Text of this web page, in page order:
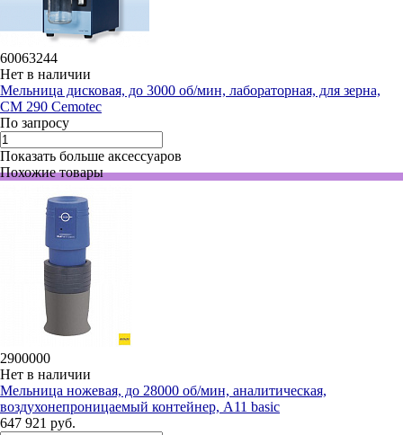
60063244
Нет в наличии
Мельница дисковая, до 3000 об/мин, лабораторная, для зерна,
CM 290 Cemotec
По запросу
Показать больше аксессуаров
Похожие товары
2900000
Нет в наличии
Мельница ножевая, до 28000 об/мин, аналитическая,
воздухонепроницаемый контейнер, А11 basic
647 921 руб.